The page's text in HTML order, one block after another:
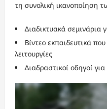
τη συνολική ικανοποίηση
Διαδικτυακά σεμινάρια
Βίντεο εκπαιδευτικά
λειτουργίες
Διαδραστικοί οδηγοί